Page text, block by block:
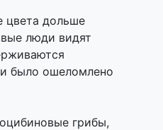
цвета дольше
люди видят
было ошеломлено
грибы,